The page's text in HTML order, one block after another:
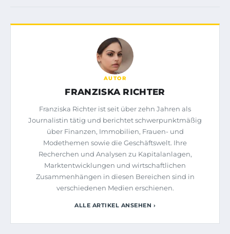
AUTOR
FRANZISKA RICHTER
Franziska Richter ist seit über zehn Jahren als
Journalistin tätig und berichtet schwerpunktmäßig
über Finanzen, Immobilien, Frauen- und
Modethemen sowie die Geschäftswelt. Ihre
Recherchen und Analysen zu Kapitalanlagen,
Marktentwicklungen und wirtschaftlichen
Zusammenhängen in diesen Bereichen sind in
verschiedenen Medien erschienen.
ALLE ARTIKEL ANSEHEN ›